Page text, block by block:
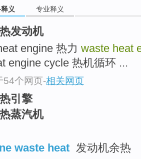
义 专业释义
发动机
engine 热力 waste heat
engine cycle 热机循环 ...
54个网页-相关网页
引擎
蒸汽机
waste heat 发动机余热